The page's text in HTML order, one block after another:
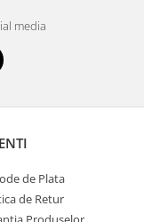
media
de Plata
de Retur